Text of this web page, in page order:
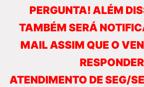
PERGUNTA! ALÉM
TAMBÉM SERÁ
MAIL ASSIM QUE O
RESPONDER
ATENDIMENTO DE SEG/